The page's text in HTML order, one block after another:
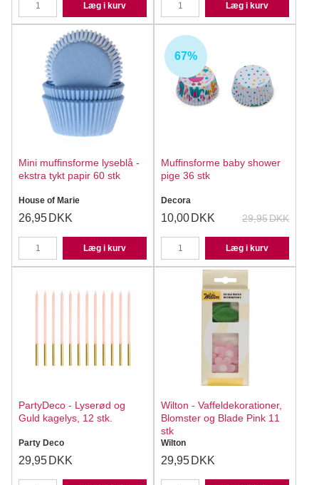
Læg i kurv Læg i kurv
Mini muffinsforme lyseblå -
ekstra tykt papir 60 stk
House of Marie
26,95 DKK
Læg i kurv
67%
Muffinsforme baby shower
pige 36 stk
Decora
29,95DKK
10,00 DKK
Læg i kurv
PartyDeco - Lyserød og
Guld kagelys, 12 stk.
Party Deco
29,95 DKK
Wilton - Vaffeldekorationer,
Blomster og Blade Pink 11
stk
Wilton
29,95 DKK